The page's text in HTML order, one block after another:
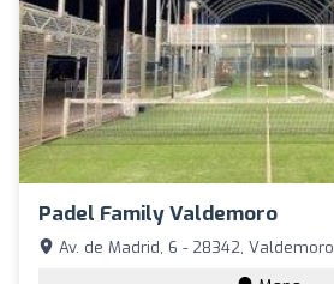
Padel Family Valdemoro
Av. de Madrid, 6 - 28342, Valdemoro